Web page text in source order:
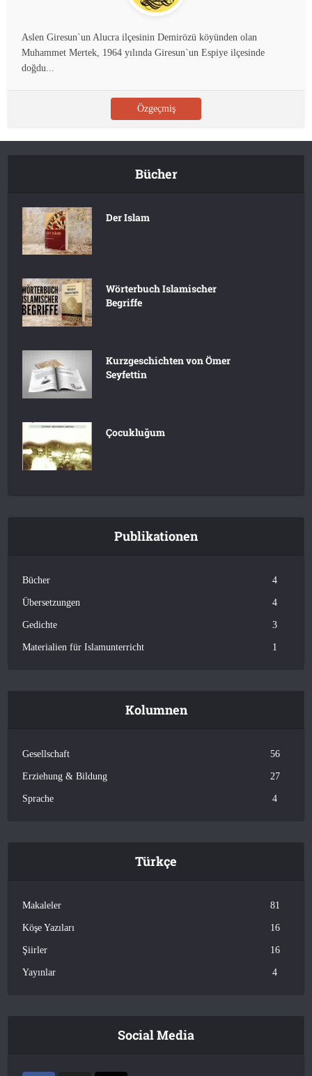
Aslen Giresun`un Alucra ilçesinin Demirözü köyünden olan
Muhammet Mertek, 1964 yılında Giresun`un Espiye ilçesinde
doğdu...
Özgeçmiş
Bücher
Der Islam
Wörterbuch Islamischer
Begriffe
Kurzgeschichten von Ömer
Seyfettin
Çocukluğum
Publikationen
Bücher 4
Übersetzungen 4
Gedichte 3
Materialien für Islamunterricht 1
Kolumnen
Gesellschaft 56
Erziehung & Bildung 27
Sprache 4
Türkçe
Makaleler 81
Köşe Yazıları 16
Şiirler 16
Yayınlar 4
Social Media